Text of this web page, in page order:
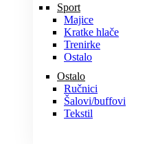
Sport
Majice
Kratke hlače
Trenirke
Ostalo
Ostalo
Ručnici
Šalovi/buffovi
Tekstil